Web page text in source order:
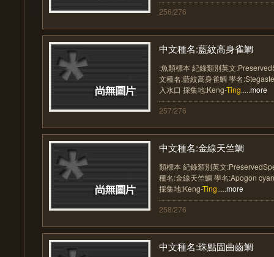
256/276
中文種名:藍紋高身雀鯛
:魚類標本 紀錄類別英文
文種名:藍紋高身雀鯛 學名
入水口 採集地:Keng-Ting.....more
257/276
中文種名:金線天竺鯛
類標本 紀錄類別英文
種名:金線天竺鯛 學名:Apogon
採集地:Keng-Ting.....more
258/276
中文種名:珠點固曲齒鯛